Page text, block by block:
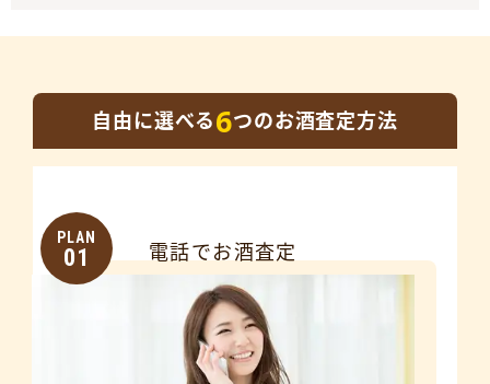
自由に選べる6つのお酒査定方法
PLAN
01 電話でお酒査定